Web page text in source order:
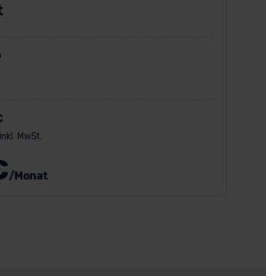
MwSt.
/Monat